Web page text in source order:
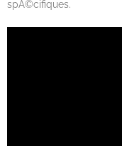
spÃ©cifiques.